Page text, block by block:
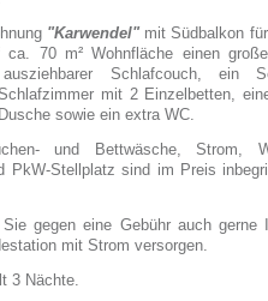
"Karwendel" mit Südbalkon
ca. 70 m² Wohnfläche einen
Schlafcouch, ein
mit 2 Einzelbetten,
sowie ein extra WC.
und Bettwäsche, Strom,
PkW-Stellplatz sind im Preis
gegen eine Gebühr auch gerne
mit Strom versorgen.
3 Nächte.